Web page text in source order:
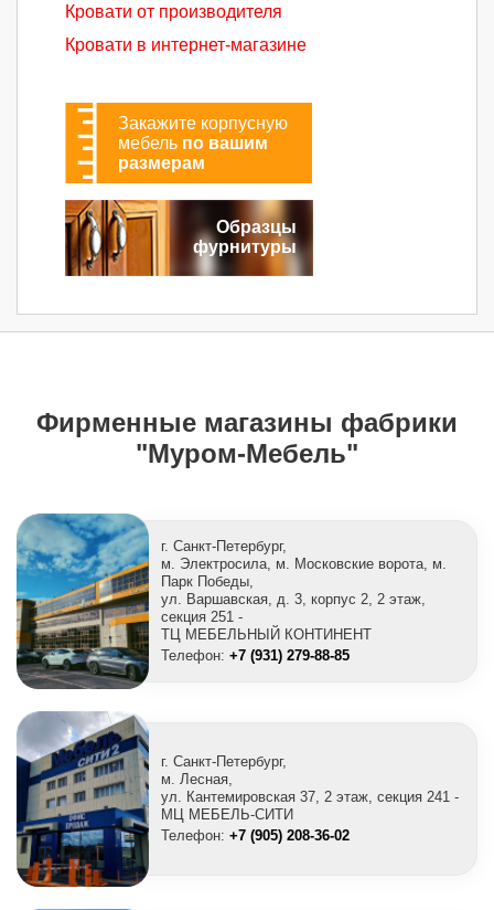
Кровати от производителя
Кровати в интернет-магазине
Закажите корпусную
мебель по вашим
размерам
Образцы
фурнитуры
Фирменные магазины фабрики
"Муром-Мебель"
г. Санкт-Петербург,
м. Электросила, м. Московские ворота, м.
Парк Победы,
ул. Варшавская, д. 3, корпус 2, 2 этаж,
секция 251 -
ТЦ МЕБЕЛЬНЫЙ КОНТИНЕНТ
Телефон: +7 (931) 279-88-85
г. Санкт-Петербург,
м. Лесная,
ул. Кантемировская 37, 2 этаж, секция 241 -
МЦ МЕБЕЛЬ-СИТИ
Телефон: +7 (905) 208-36-02